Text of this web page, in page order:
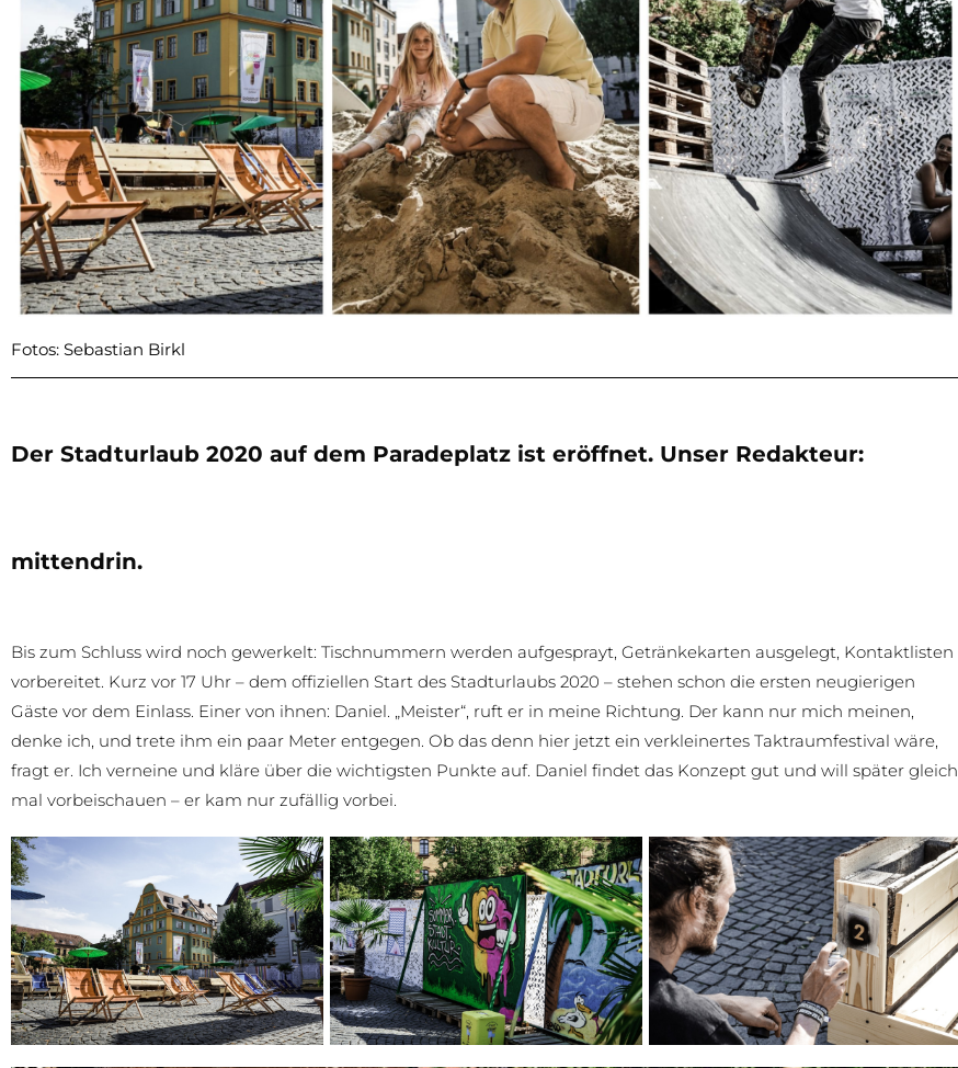
Fotos: Sebastian Birkl
Der Stadturlaub 2020 auf dem Paradeplatz ist eröffnet. Unser Redakteur:
mittendrin.
Bis zum Schluss wird noch gewerkelt: Tischnummern werden aufgesprayt, Getränkekarten ausgelegt, Kontaktlisten
vorbereitet. Kurz vor 17 Uhr – dem offiziellen Start des Stadturlaubs 2020 – stehen schon die ersten neugierigen
Gäste vor dem Einlass. Einer von ihnen: Daniel. „Meister“, ruft er in meine Richtung. Der kann nur mich meinen,
denke ich, und trete ihm ein paar Meter entgegen. Ob das denn hier jetzt ein verkleinertes Taktraumfestival wäre,
fragt er. Ich verneine und kläre über die wichtigsten Punkte auf. Daniel findet das Konzept gut und will später gleich
mal vorbeischauen – er kam nur zufällig vorbei.